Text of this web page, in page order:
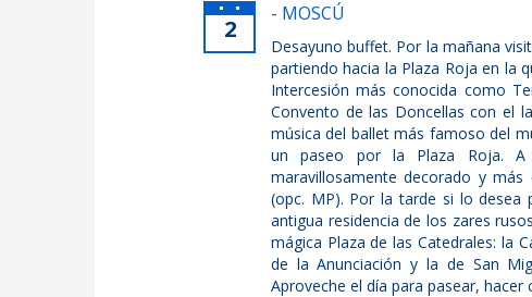
2
- MOSCÚ
Desayuno buffet. Por la mañana
partiendo hacia la Plaza Roja en la
Intercesión más conocida como
Convento de las Doncellas con el
música del ballet más famoso del
un paseo por la Plaza Roja. A
maravillosamente decorado y
(opc. MP). Por la tarde si lo desea
antigua residencia de los zares
mágica Plaza de las Catedrales: la
de la Anunciación y la de San
Aproveche el día para pasear,